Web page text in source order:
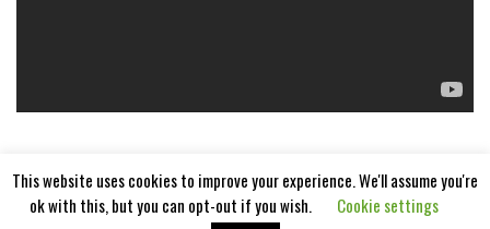
This website uses cookies to improve your experience. We'll assume you're
ok with this, but you can opt-out if you wish.
Cookie settings